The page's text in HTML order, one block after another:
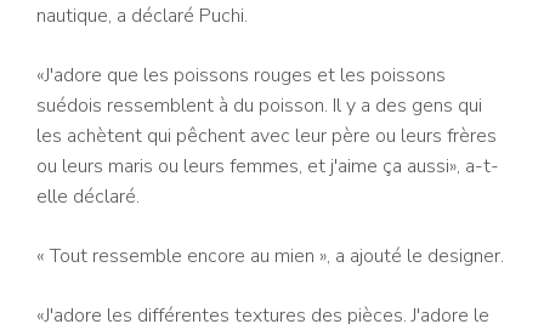
nautique, a déclaré Puchi.
«J'adore que les poissons rouges et les poissons
suédois ressemblent à du poisson. Il y a des gens qui
les achètent qui pêchent avec leur père ou leurs frères
ou leurs maris ou leurs femmes, et j'aime ça aussi», a-t-
elle déclaré.
« Tout ressemble encore au mien », a ajouté le designer.
«J'adore les différentes textures des pièces. J'adore le